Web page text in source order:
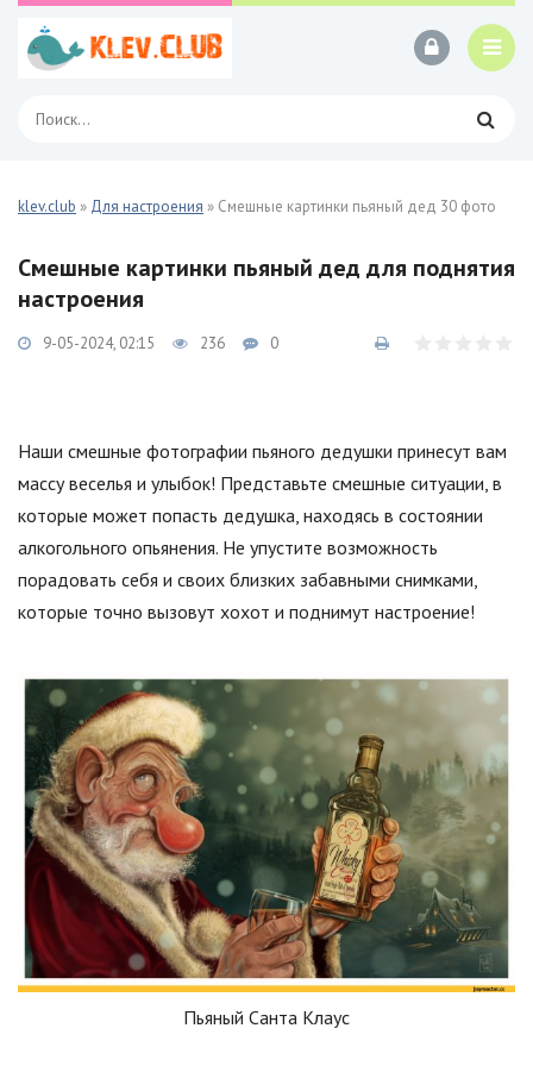
klev.club » Для настроения » Смешные картинки пьяный дед 30 фото
Смешные картинки пьяный дед для поднятия
настроения
9-05-2024, 02:15 236 0
Наши смешные фотографии пьяного дедушки принесут вам
массу веселья и улыбок! Представьте смешные ситуации, в
которые может попасть дедушка, находясь в состоянии
алкогольного опьянения. Не упустите возможность
порадовать себя и своих близких забавными снимками,
которые точно вызовут хохот и поднимут настроение!
Пьяный Санта Клаус